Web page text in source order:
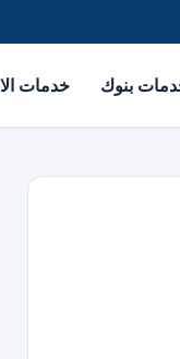
بنوك خدمات